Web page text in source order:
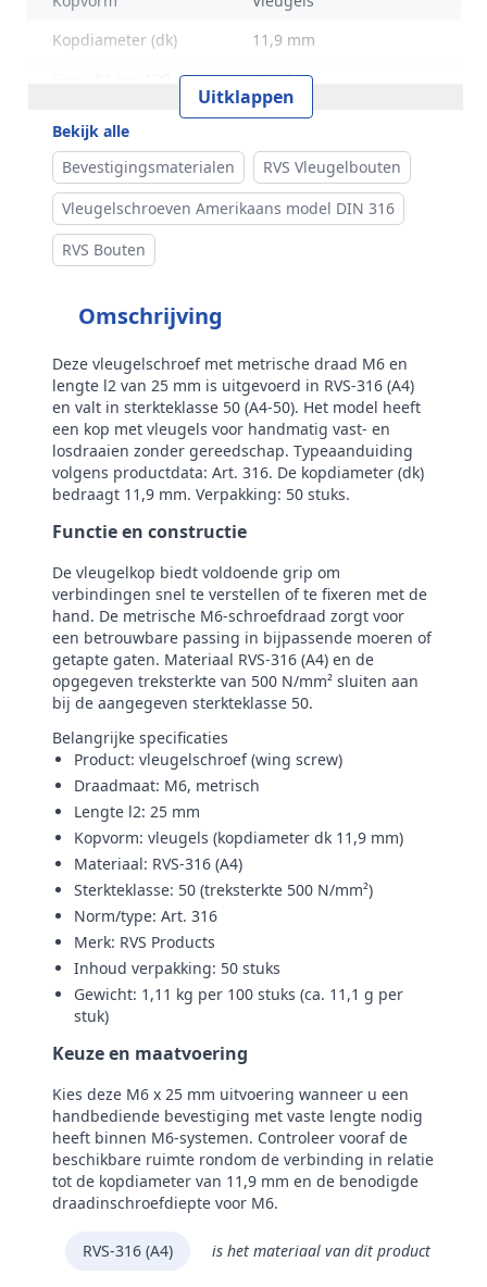
Kopdiameter (dk)
11,9 mm
Gewicht per 100 stuks
1,11 kg
Inhoud verpakking
50
Merk
RVS Products
Uitklappen
Bekijk alle
Bevestigingsmaterialen
RVS Vleugelbouten
Vleugelschroeven Amerikaans model DIN 316
RVS Bouten
Omschrijving
Deze vleugelschroef met metrische draad M6 en
lengte l2 van 25 mm is uitgevoerd in RVS‑316 (A4)
en valt in sterkteklasse 50 (A4‑50). Het model heeft
een kop met vleugels voor handmatig vast- en
losdraaien zonder gereedschap. Typeaanduiding
volgens productdata: Art. 316. De kopdiameter (dk)
bedraagt 11,9 mm. Verpakking: 50 stuks.
Functie en constructie
De vleugelkop biedt voldoende grip om
verbindingen snel te verstellen of te fixeren met de
hand. De metrische M6-schroefdraad zorgt voor
een betrouwbare passing in bijpassende moeren of
getapte gaten. Materiaal RVS‑316 (A4) en de
opgegeven treksterkte van 500 N/mm² sluiten aan
bij de aangegeven sterkteklasse 50.
Belangrijke specificaties
Product: vleugelschroef (wing screw)
Draadmaat: M6, metrisch
Lengte l2: 25 mm
Kopvorm: vleugels (kopdiameter dk 11,9 mm)
Materiaal: RVS‑316 (A4)
Sterkteklasse: 50 (treksterkte 500 N/mm²)
Norm/type: Art. 316
Merk: RVS Products
Inhoud verpakking: 50 stuks
Gewicht: 1,11 kg per 100 stuks (ca. 11,1 g per
stuk)
Keuze en maatvoering
Kies deze M6 x 25 mm uitvoering wanneer u een
handbediende bevestiging met vaste lengte nodig
heeft binnen M6-systemen. Controleer vooraf de
beschikbare ruimte rondom de verbinding in relatie
tot de kopdiameter van 11,9 mm en de benodigde
draadinschroefdiepte voor M6.
RVS-316 (A4) is het materiaal van dit product